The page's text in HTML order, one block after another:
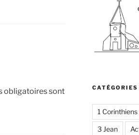
obligatoires sont
CATÉGORIES
1 Corinthiens
3 Jean